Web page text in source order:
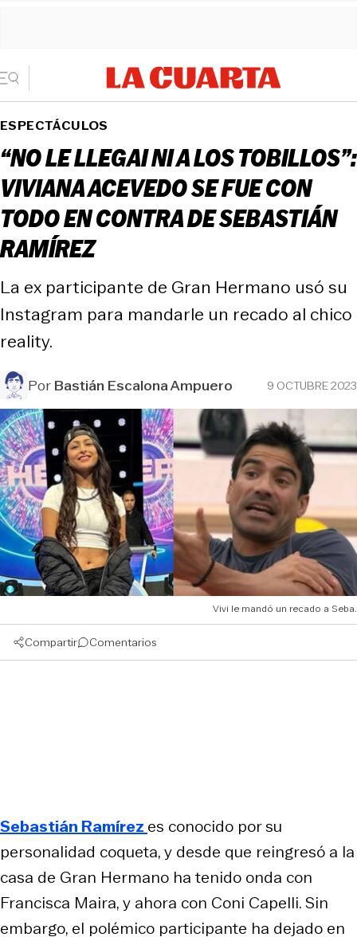
ESPECTÁCULOS
“NO LE LLEGAI NI A LOS TOBILLOS”:
VIVIANA ACEVEDO SE FUE CON
TODO EN CONTRA DE SEBASTIÁN
RAMÍREZ
La ex participante de Gran Hermano usó su
Instagram para mandarle un recado al chico
reality.
PorBastián Escalona Ampuero 9 OCTUBRE 2023
Vivi le mandó un recado a Seba.
Compartir Comentarios
Sebastián Ramírez es conocido por su
personalidad coqueta, y desde que reingresó a la
casa de Gran Hermano ha tenido onda con
Francisca Maira, y ahora con Coni Capelli. Sin
embargo, el polémico participante ha dejado en